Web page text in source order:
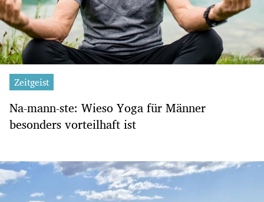
Zeitgeist
Na-mann-ste: Wieso Yoga für Männer
besonders vorteilhaft ist